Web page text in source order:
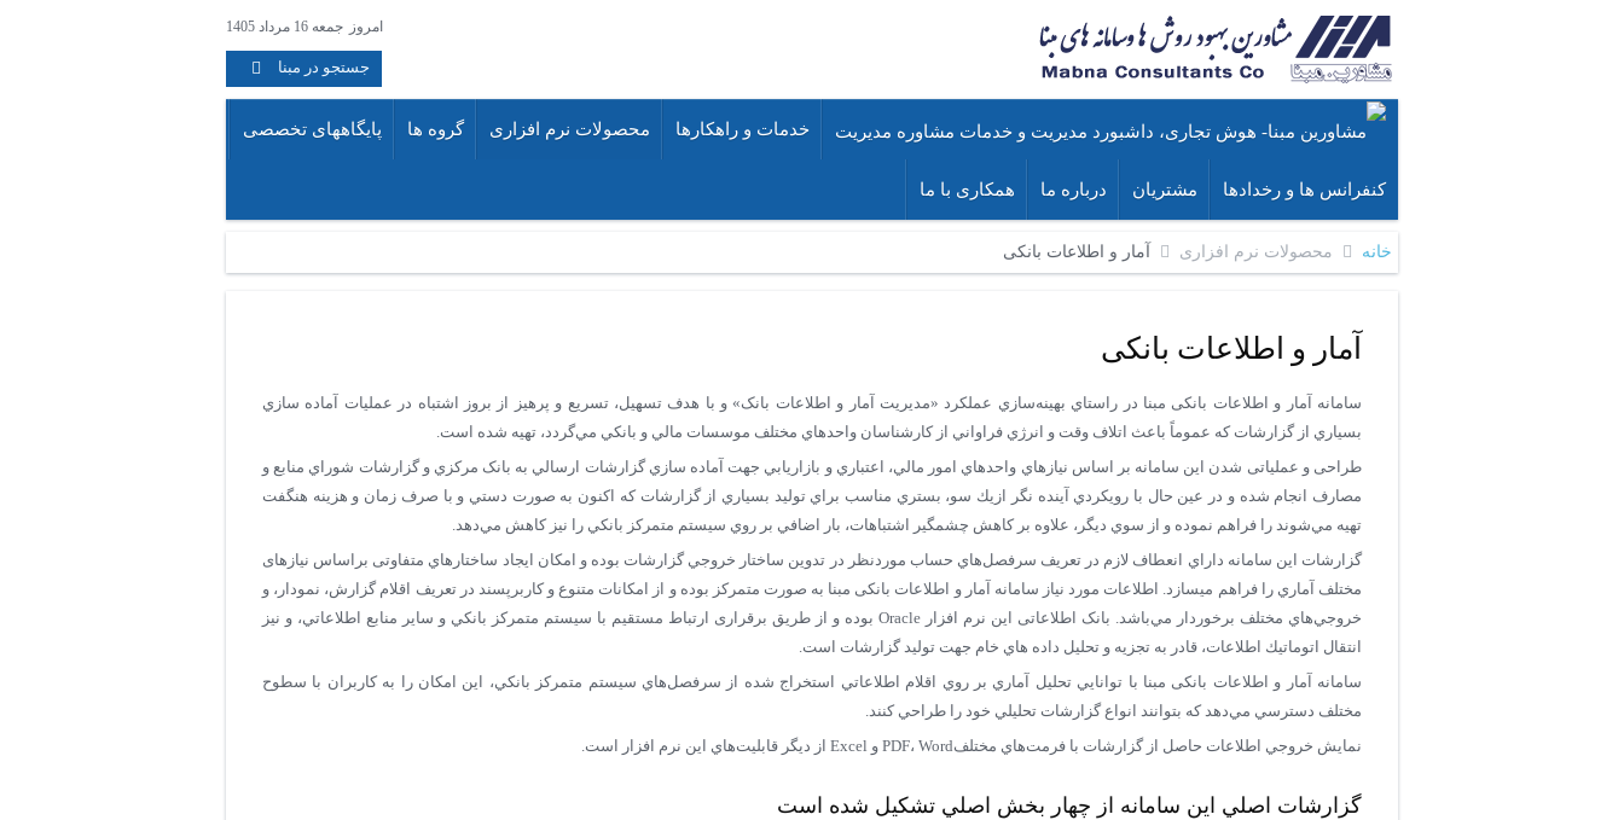
جمعه 16 مرداد 1405 امروز
جستجو در مبنا
خدمات و راهکارها محصولات نرم افزاری گروه ها پایگاههای تخصصی
کنفرانس ها و رخدادها مشتریان درباره ما همکاری با ما
خانه محصولات نرم افزاری آمار و اطلاعات بانکی
آمار و اطلاعات بانکی
سامانه آمار و اطلاعات بانكی مبنا در راستاي بهينه‌سازي عملکرد «مديريت آمار و اطلاعات بانک‌» و با هدف تسهيل، تسريع و پرهيز از بروز اشتباه در عمليات آماده سازي
بسياري از گزارشات که عموماً باعث اتلاف وقت و انرژي فراواني از کارشناسان واحد‏هاي مختلف موسسات مالي و بانكي مي‌گردد، تهيه شده است.
طراحی و عملیاتی شدن اين سامانه بر اساس نيازهاي واحدهاي امور مالي، اعتباري و بازاريابي جهت آماده ‏سازي گزارشات ارسالي به بانک مرکزي و گزارشات شوراي منابع و
مصارف انجام شده و در عين حال با رويکردي آينده ‏نگر ازيك سو، بستري مناسب براي توليد بسياري از گزارشات که اکنون به صورت دستي و با صرف زمان و هزينه هنگفت
تهيه مي‌شوند را فراهم نموده و از سوي ديگر، علاوه بر كاهش چشمگير اشتباهات، بار اضافي بر روي سيستم متمركز بانكي را نيز كاهش مي‌دهد.
گزارشات اين سامانه داراي انعطاف لازم در تعريف سرفصل‌هاي حساب موردنظر در تدوين ساختار خروجي گزارشات بوده و امکان ایجاد ساختارهاي متفاوتی براساس نيازهای
مختلف آماري را فراهم می‏سازد. اطلاعات مورد نیاز سامانه آمار و اطلاعات بانكی مبنا به صورت متمرکز بوده و از امكانات متنوع و كاربرپسند در تعريف اقلام گزارش، نمودار، و
خروجي‌هاي مختلف برخوردار مي‌باشد. بانک اطلاعاتی اين نرم افزار Oracle بوده و از طريق برقراری ارتباط مستقيم با سيستم متمركز بانكي و ساير منابع اطلاعاتي، و نيز
انتقال اتوماتيك اطلاعات، قادر به تجزيه و تحليل داده‏‏ هاي خام جهت توليد گزارشات است.
سامانه آمار و اطلاعات بانکی مبنا با توانايي تحليل آماري بر روي اقلام اطلاعاتي استخراج شده از سرفصل‌هاي سيستم متمركز بانکي، اين امکان را به کاربران با سطوح
مختلف دسترسي مي‌دهد که بتوانند انواع گزارشات تحليلي خود را طراحي کنند.
نمايش خروجي اطلاعات حاصل از گزارشات با فرمت‌هاي مختلفPDF، Word و Excel از ديگر قابليت‌هاي اين نرم افزار است.
گزارشات اصلي اين سامانه از چهار بخش اصلي تشكيل شده است